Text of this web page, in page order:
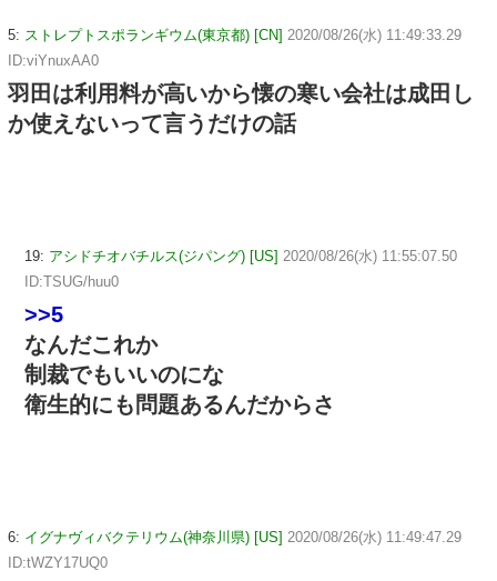
5: ストレプトスポランギウム(東京都) [CN] 2020/08/26(水) 11:49:33.29
ID:viYnuxAA0
羽田は利用料が高いから懐の寒い会社は成田し
か使えないって言うだけの話
19: アシドチオバチルス(ジパング) [US] 2020/08/26(水) 11:55:07.50
ID:TSUG/huu0
>>5
なんだこれか
制裁でもいいのにな
衛生的にも問題あるんだからさ
6: イグナヴィバクテリウム(神奈川県) [US] 2020/08/26(水) 11:49:47.29
ID:tWZY17UQ0